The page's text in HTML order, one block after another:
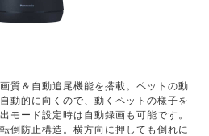
質＆自動追尾機能を搭載。ペットの動
動的に向くので、動くペットの様子を
モード設定時は自動録画も可能です。
倒防止構造。横方向に押しても倒れに